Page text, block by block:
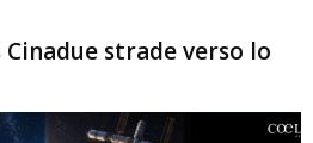
Cinadue strade verso lo